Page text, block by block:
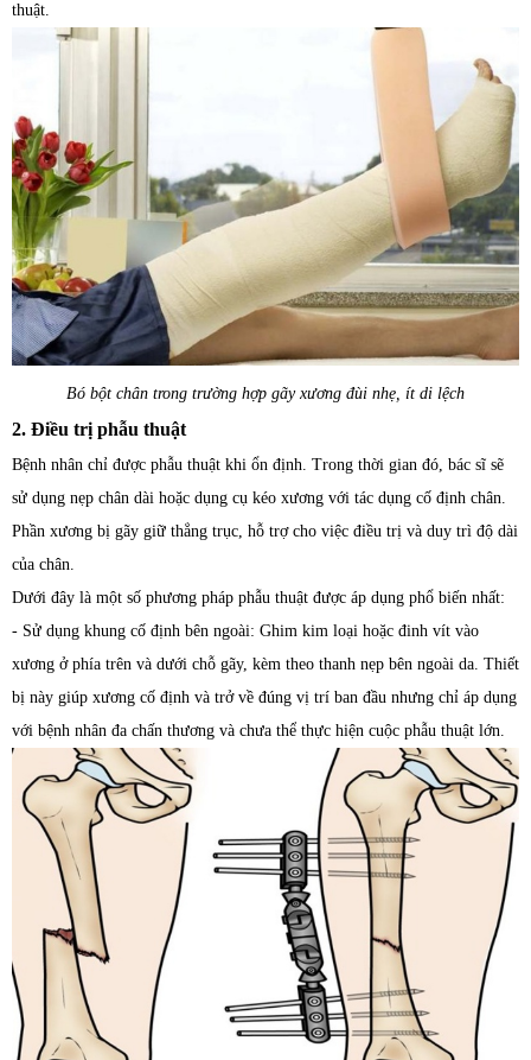
thuật.
Bó bột chân trong trường hợp gãy xương đùi nhẹ, ít di lệch
2. Điều trị phẫu thuật
Bệnh nhân chỉ được phẫu thuật khi ổn định. Trong thời gian đó, bác sĩ sẽ
sử dụng nẹp chân dài hoặc dụng cụ kéo xương với tác dụng cố định chân.
Phần xương bị gãy giữ thẳng trục, hỗ trợ cho việc điều trị và duy trì độ dài
của chân.
Dưới đây là một số phương pháp phẫu thuật được áp dụng phổ biến nhất:
- Sử dụng khung cố định bên ngoài: Ghim kim loại hoặc đinh vít vào
xương ở phía trên và dưới chỗ gãy, kèm theo thanh nẹp bên ngoài da. Thiết
bị này giúp xương cố định và trở về đúng vị trí ban đầu nhưng chỉ áp dụng
với bệnh nhân đa chấn thương và chưa thể thực hiện cuộc phẫu thuật lớn.